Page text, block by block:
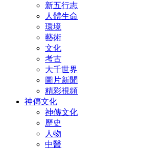
新五行志
人體生命
環境
藝術
文化
考古
大千世界
圖片新聞
精彩視頻
神傳文化
神傳文化
歷史
人物
中醫